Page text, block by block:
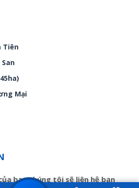
Tiên
Mại
bạn chúng tôi sẽ liên hệ bạn